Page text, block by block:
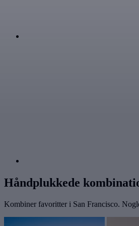
Håndplukkede
Kombiner favoritter i San Francisco.